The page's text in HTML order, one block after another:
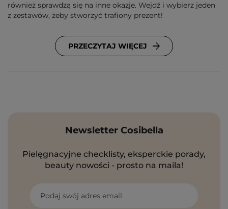
również sprawdzą się na inne okazje. Wejdź i wybierz jeden
z zestawów, żeby stworzyć trafiony prezent!
PRZECZYTAJ WIĘCEJ
Newsletter Cosibella
Pielęgnacyjne checklisty, eksperckie porady,
beauty nowości - prosto na maila!
Podaj swój adres email